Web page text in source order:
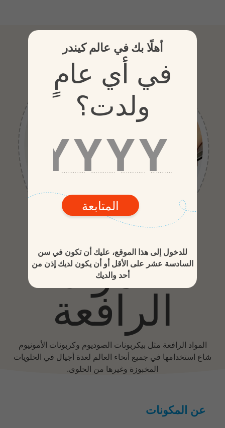
المواد
الرافعة
المواد الرافعة مثل بيكربونات الصوديوم وكربونات الأمونيوم
شاع استخدامها في جميع أنحاء العالم لعدة أجيال في الحلويات
المخبوزة وغيرها من الحلوى.
عن المكونات
أهلًا بك في عالم كيندر
في أي عامٍ
ولدت؟
المتابعة
للدخول إلى هذا الموقع، عليك أن تكون في سن
السادسة عشر على الأقل أو أن يكون لديك إذن من
أحد والديك